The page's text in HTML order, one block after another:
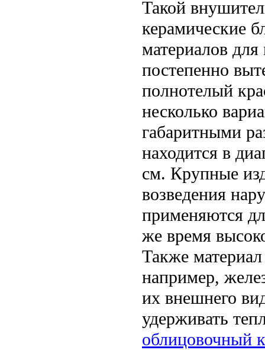
Такой
керамические
материалов
постепенно
полнотелый
несколько
габаритными
находится в
см. Крупные
возведения
применяются
же время
Также
например,
их внешнего
удерживать
облицовочный